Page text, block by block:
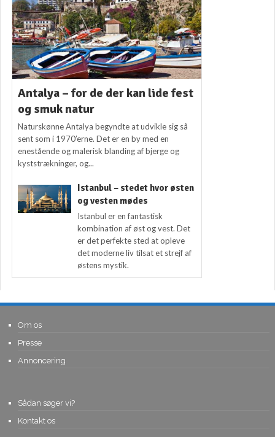
Antalya – for de der kan lide fest
og smuk natur
Naturskønne Antalya begyndte at udvikle sig så
sent som i 1970’erne. Det er en by med en
enestående og malerisk blanding af bjerge og
kyststrækninger, og...
Istanbul – stedet hvor østen
og vesten mødes
Istanbul er en fantastisk
kombination af øst og vest. Det
er det perfekte sted at opleve
det moderne liv tilsat et strejf af
østens mystik.
Om os
Presse
Annoncering
Sådan søger vi?
Kontakt os